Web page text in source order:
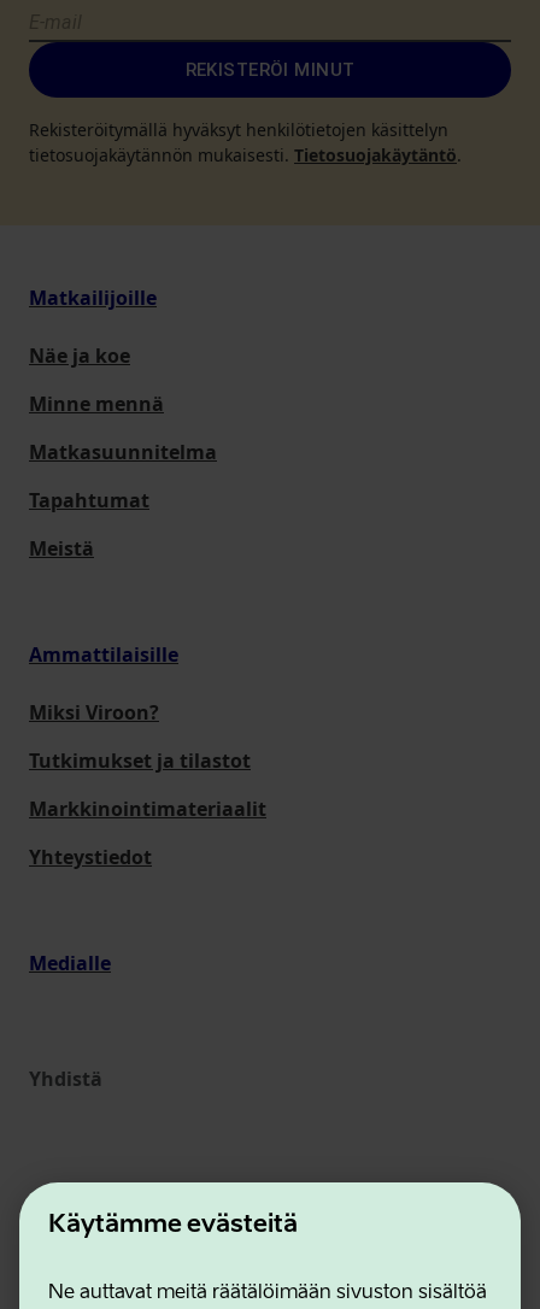
Käytämme evästeitä
Ne auttavat meitä räätälöimään sivuston sisältöä
REKISTERÖI MINUT
Rekisteröitymällä hyväksyt henkilötietojen käsittelyn
tietosuojakäytännön mukaisesti. Tietosuojakäytäntö.
Matkailijoille
Näe ja koe
Minne mennä
Matkasuunnitelma
Tapahtumat
Meistä
Ammattilaisille
Miksi Viroon?
Tutkimukset ja tilastot
Markkinointimateriaalit
Yhteystiedot
Medialle
Yhdistä